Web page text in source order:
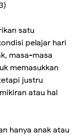
satu
pelajar hari
masa-masa
memasukkan
justru
atau hal
hanya anak atau